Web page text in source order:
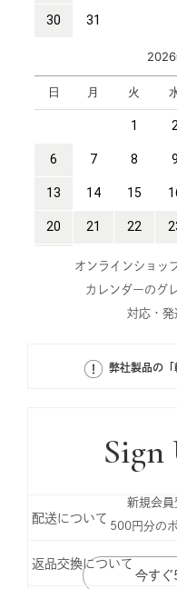
配送について
返品交換について
オンラインショ
カレンダーのグ
対応・発
弊社製品の
Sign
新規会員
500円分の
今すぐ